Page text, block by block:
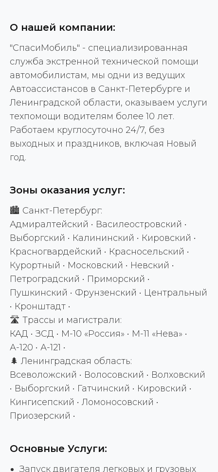
О нашей компании:
"СпасиМобиль" - специализированная
служба экстренной технической помощи
автомобилистам, мы одни из ведущих
Автоассистансов в Санкт-Петербурге и
Ленинградской области, оказываем услуги
техпомощи водителям более 10 лет.
Работаем круглосуточно 24/7, без
выходных и праздников, включая Новый
год.
Зоны оказания услуг:
🏙️ Санкт-Петербург:
Адмиралтейский • Василеостровский •
Выборгский • Калининский • Кировский •
Красногвардейский • Красносельский •
Курортный • Московский • Невский •
Петроградский • Приморский •
Пушкинский • Фрунзенский • Центральный
• Кронштадт •
🛣️ Трассы и магистрали:
КАД • ЗСД • М-10 «Россия» • М-11 «Нева» •
А-120 • А-121 •
🌲 Ленинградская область:
Всеволожский • Волосовский • Волховский
• Выборгский • Гатчинский • Кировский •
Кингисепский • Ломоносовский •
Приозерский •
Основные Услуги:
Запуск двигателя легковых и грузовых